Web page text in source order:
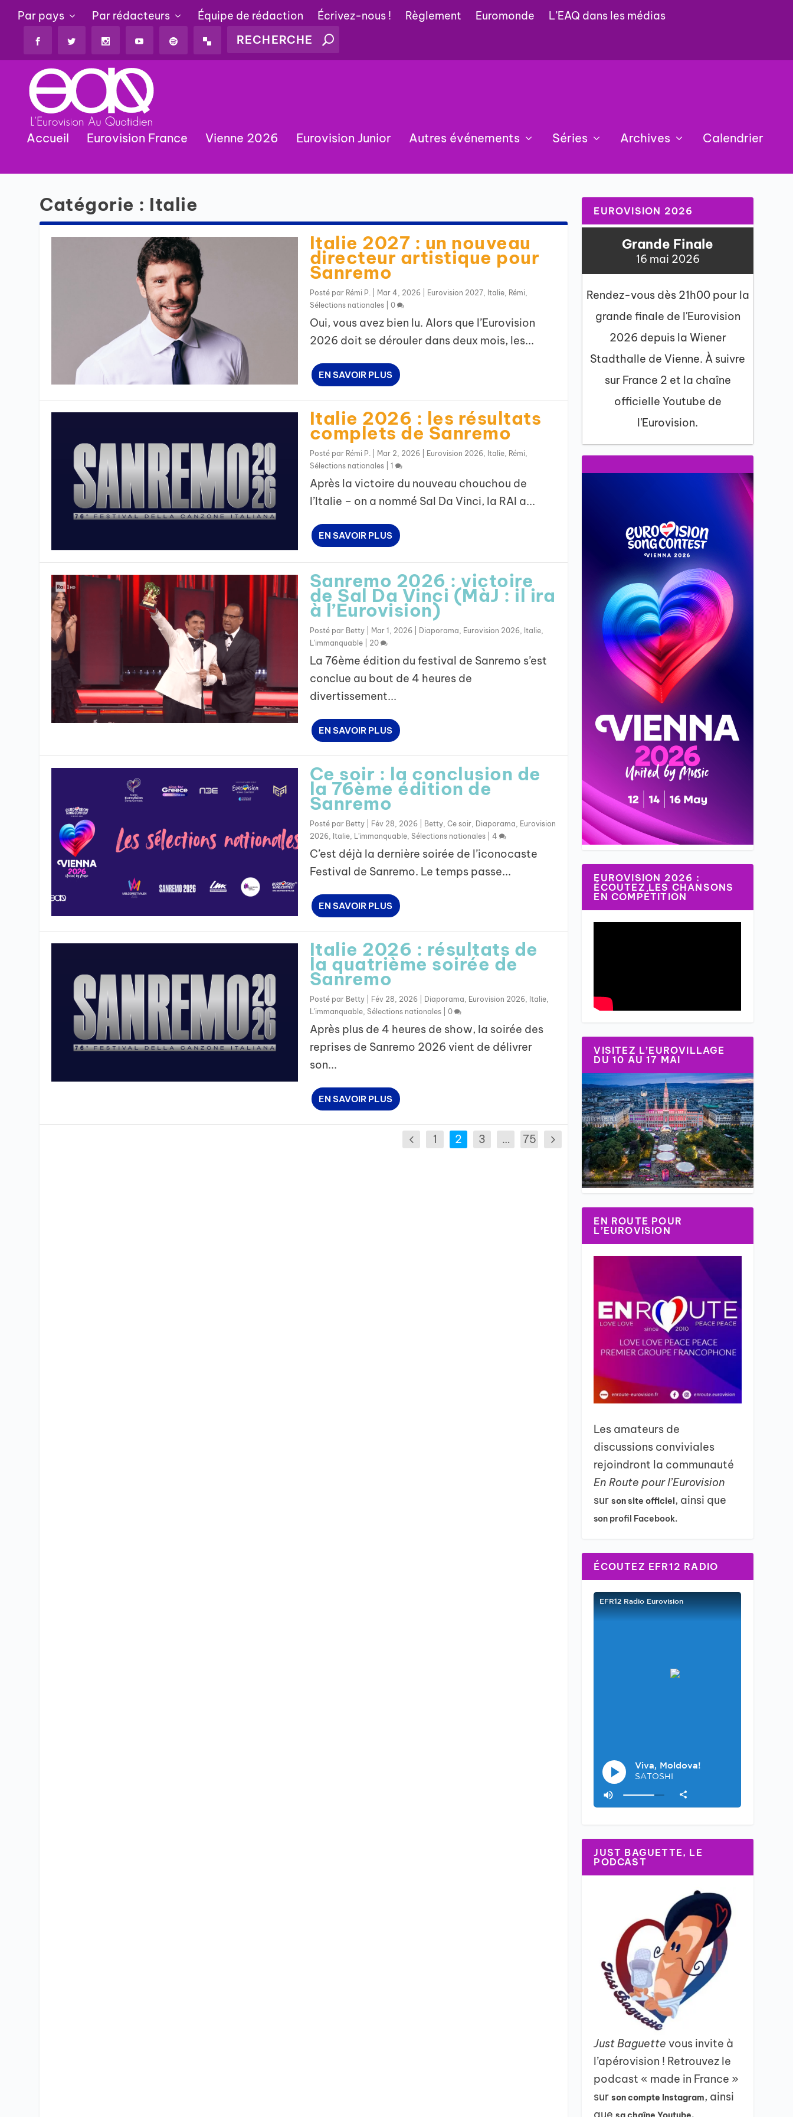
Par pays Par rédacteurs Équipe de rédaction Écrivez-nous ! Règlement Euromonde L’EAQ dans les médias
Accueil Eurovision France Vienne 2026 Eurovision Junior Autres événements Séries Archives Calendrier
Catégorie : Italie
Italie 2027 : un nouveau
directeur artistique pour
Sanremo
Posté par Rémi P. Mar 4, 2026| Eurovision 2027, Italie, Rémi
Sélections nationales| 0
Oui, vous avez bien lu. Alors que l’Eurovision
2026 doit se dérouler dans deux mois, les...
EN SAVOIR PLUS
Italie 2026 : les résultats
complets de Sanremo
Posté par Rémi P. Mar 2, 2026| Eurovision 2026, Italie, Rémi
Sélections nationales| 1
Après la victoire du nouveau chouchou de
l’Italie – on a nommé Sal Da Vinci, la RAI a...
EN SAVOIR PLUS
Sanremo 2026 : victoire
de Sal Da Vinci (MàJ : il ira
à l’Eurovision)
Posté par Betty| Mar 1, 2026| Diaporama, Eurovision 2026, Italie,
L'immanquable| 20
La 76ème édition du festival de Sanremo s’est
conclue au bout de 4 heures de
divertissement...
EN SAVOIR PLUS
Ce soir : la conclusion de
la 76ème édition de
Sanremo
Posté par Betty| Fév 28, 2026| Betty, Ce soir, Diaporama, Eurovision
2026, Italie, L'immanquable, Sélections nationales| 4
C’est déjà la dernière soirée de l’iconocaste
Festival de Sanremo. Le temps passe...
EN SAVOIR PLUS
Italie 2026 : résultats de
la quatrième soirée de
Sanremo
Posté par Betty| Fév 28, 2026| Diaporama, Eurovision 2026, Italie,
L'immanquable, Sélections nationales| 0
Après plus de 4 heures de show, la soirée des
reprises de Sanremo 2026 vient de délivrer
son...
EN SAVOIR PLUS
1 2 3 … 75
EUROVISION 2026
Grande Finale
16 mai 2026
Rendez-vous dès 21h00 pour la
grande finale de l'Eurovision
2026 depuis la Wiener
Stadthalle de Vienne. À suivre
sur France 2 et la chaîne
officielle Youtube de
l'Eurovision.
EUROVISION 2026 :
ÉCOUTEZ LES CHANSONS
EN COMPÉTITION
VISITEZ L’EUROVILLAGE
DU 10 AU 17 MAI
EN ROUTE POUR
L’EUROVISION
Les amateurs de
discussions conviviales
rejoindront la communauté
En Route pour l’Eurovision
surson site officiel, ainsi que
son profil Facebook.
ÉCOUTEZ EFR12 RADIO
JUST BAGUETTE, LE
PODCAST
Just Baguettevous invite à
l’apérovision ! Retrouvez le
podcast « made in France »
surson compte Instagram, ainsi